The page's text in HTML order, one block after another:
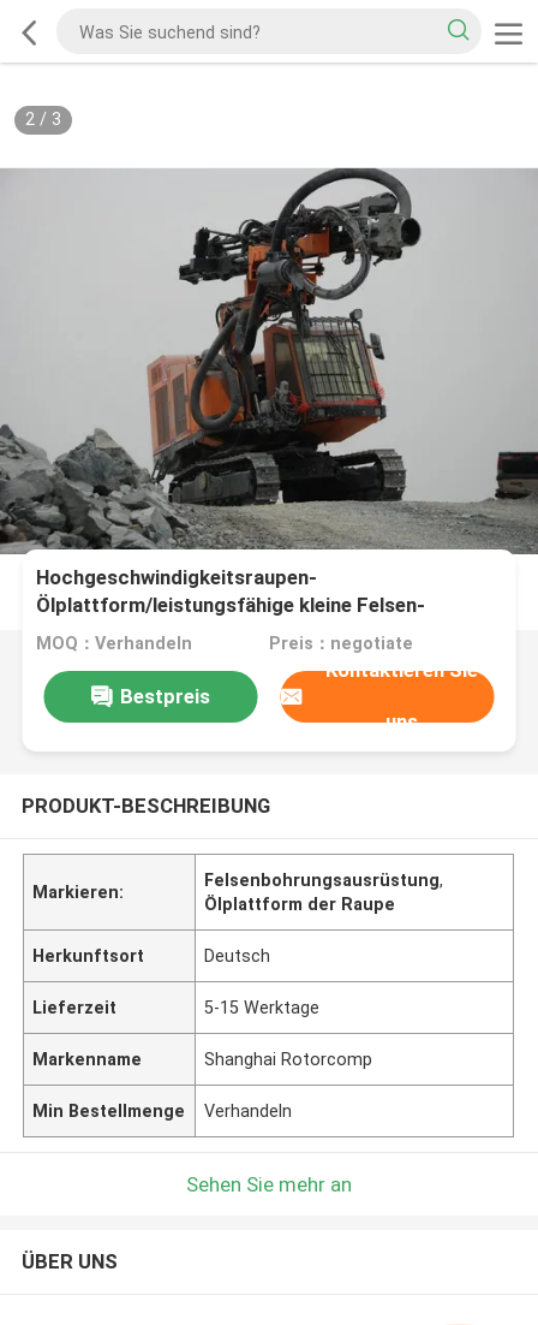
2/ 3
Hochgeschwindigkeitsraupen-
Ölplattform/leistungsfähige kleine Felsen-
Bohrungs-Ausrüstung
MOQ：Verhandeln Preis：negotiate
Bestpreis
Kontaktieren Sie
uns
PRODUKT-BESCHREIBUNG
Markieren:
Felsenbohrungsausrüstung,
Ölplattform der Raupe
Herkunftsort Deutsch
Lieferzeit 5-15 Werktage
Markenname Shanghai Rotorcomp
Min Bestellmenge Verhandeln
Sehen Sie mehr an
ÜBER UNS